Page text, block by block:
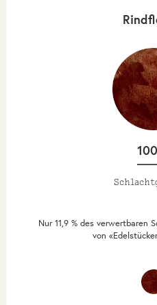
Nur 11,9 % des verwertbaren
von